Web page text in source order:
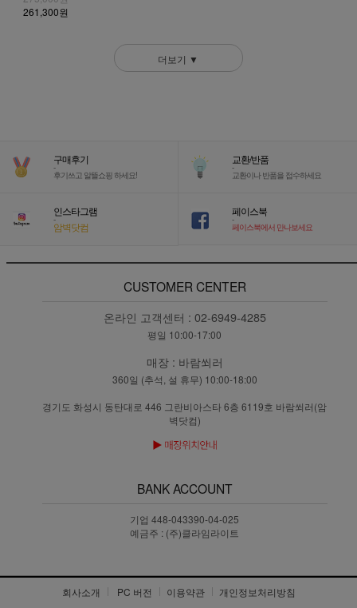
261,300원
더보기 ▼
구매후기
-
후기쓰고 알뜰쇼핑 하세요!
교환/반품
-
교환이나 반품을 접수하세요
인스타그램
-
암벽닷컴
페이스북
-
페이스북에서 만나보세요
CUSTOMER CENTER
온라인 고객센터 : 02-6949-4285
평일 10:00-17:00
매장 : 바람쐬러
360일 (추석, 설 휴무) 10:00-18:00
경기도 화성시 동탄대로 446 그란비아스타 6층 6119호 바람쐬러(암
벽닷컴)
BANK ACCOUNT
기업 448-043390-04-025
예금주 : (주)클라임라이트
회사소개 PC 버전 이용약관 개인정보처리방침